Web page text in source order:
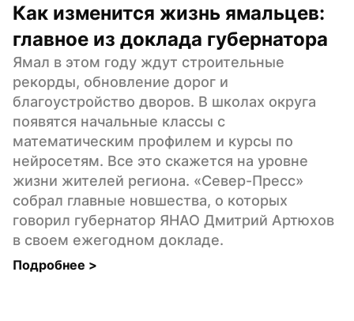
Как изменится жизнь ямальцев:
главное из доклада губернатора
Ямал в этом году ждут строительные
рекорды, обновление дорог и
благоустройство дворов. В школах округа
появятся начальные классы с
математическим профилем и курсы по
нейросетям. Все это скажется на уровне
жизни жителей региона. «Север-Пресс»
собрал главные новшества, о которых
говорил губернатор ЯНАО Дмитрий Артюхов
в своем ежегодном докладе.
Подробнее >